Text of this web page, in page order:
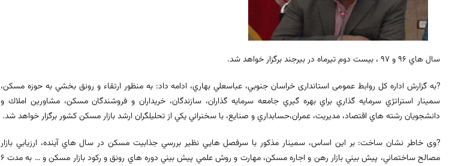
سال هاي ۹۶ و ۹۷ ، بيست دوم تيرماه در بيرجند برگزار خواهد شد.
?به گزارش اداره کل روابط عمومی استانداری خراسان جنوبي، عباسعلي بهاري، ادامه داد: به منظور ارتقاء و رونق بخشي به حوزه مسکن،
سمينار استراتژي سرمايه گذاري براي بهره گيري جامعه سرمايه گذاران، سازندگان، خريداران و فروشندگان مسكن، مشاورين املاك و
دانشجويان رشته هاي اقتصاد، مديريت، عمران،حسابداري و صنايع، با سخنراني يكي از تحليلگران ارشد بازار مسكن كشور برگزار خواهد شد.
?وی خاطر نشان ساخت: بر این اساس، سمينار مذکور با سرفصل هايي نظير بررسي جذابيت مسکن در سال هاي آينده، ارزيابي بازار
مصالح ساختماني، پيش بيني بازار رهن و اجاره مسكن، مهارت و روش علمي پيش بيني دوره هاي رونق و ركود بازار مسكن و … به مدت ۶